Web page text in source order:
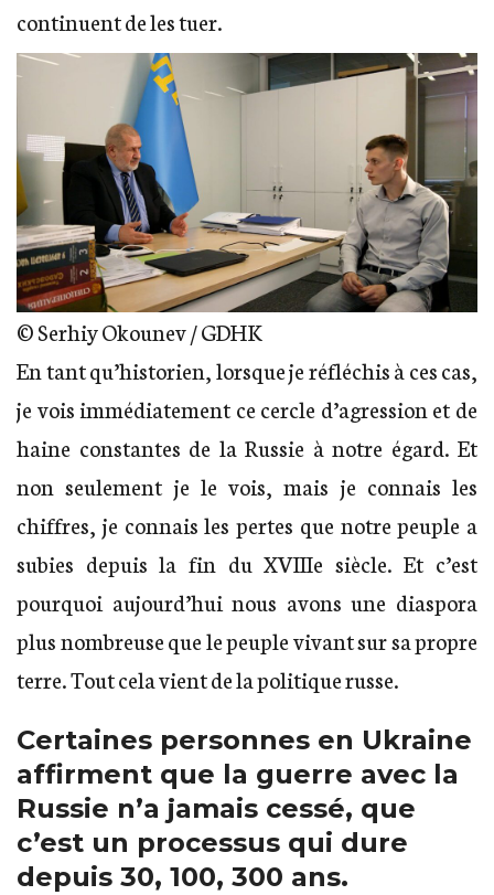
continuent de les tuer.
© Serhiy Okounev / GDHK
En tant qu’historien, lorsque je réfléchis à ces cas,
je vois immédiatement ce cercle d’agression et de
haine constantes de la Russie à notre égard. Et
non seulement je le vois, mais je connais les
chiffres, je connais les pertes que notre peuple a
subies depuis la fin du XVIIIe siècle. Et c’est
pourquoi aujourd’hui nous avons une diaspora
plus nombreuse que le peuple vivant sur sa propre
terre. Tout cela vient de la politique russe.
Certaines personnes en Ukraine
affirment que la guerre avec la
Russie n’a jamais cessé, que
c’est un processus qui dure
depuis 30, 100, 300 ans.